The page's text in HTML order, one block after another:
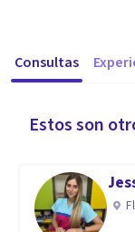
Consultas
Estos son